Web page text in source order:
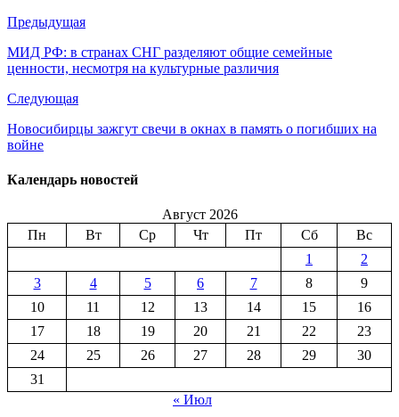
Предыдущая
МИД РФ: в странах СНГ разделяют общие семейные
ценности, несмотря на культурные различия
Следующая
Новосибирцы зажгут свечи в окнах в память о погибших на
войне
Календарь новостей
Август 2026
Пн
Вт Ср Чт Пт Сб
Вс
1
2
3
4 5 6 7 8
9
10
11 12 13 14 15
16
17
18 19 20 21 22
23
24
25 26 27 28 29
30
31
« Июл